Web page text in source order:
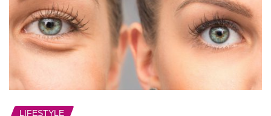
LIFESTYLE